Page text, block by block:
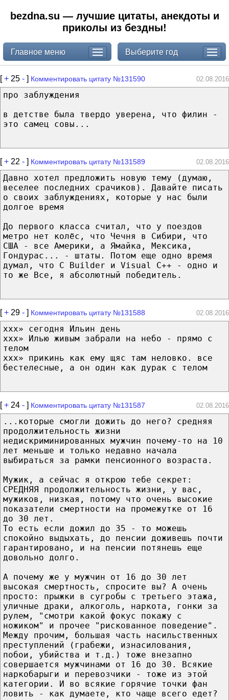
bezdna.su — лучшие цитаты, анекдоты и
приколы из бездны!
Главное меню Выберите год
[+ 25 - ] Комментировать цитату №131590 02.08.2016
про заблуждения
в детстве была твердо уверена, что филин -
это самец совы...
[+ 22 - ] Комментировать цитату №131589 02.08.2016
Давно хотел предложить новую тему (думаю,
веселее последних срачиков). Давайте писать
о своих заблуждениях, которые у нас были
долгое время
До первого класса считал, что у поездов
метро нет колёс, что Чечня в Сибири, что
США - все Америки, а Ямайка, Мексика,
Гондурас... - штаты. Потом еще одно время
думал, что C Builder и Visual C++ - одно и
то же Все, я абсолютный победитель.
[+ 29 - ] Комментировать цитату №131588 02.08.2016
xxx» сегодня Ильин день
xxx» Илью живым забрали на небо - прямо с
телом
xxx» прикинь как ему щяс там неловко. все
бестелесные, а он один как дурак с телом
[+ 24 - ] Комментировать цитату №131587 02.08.2016
...которые смогли дожить до него? средняя
продолжительность жизни
недискриминированных мужчин почему-то на 10
лет меньше и только недавно начала
выбираться за рамки пенсионного возраста.
Мужик, а сейчас я открою тебе секрет:
СРЕДНЯЯ продолжительность жизни, у вас,
мужиков, низкая, потому что очень высокие
показатели смертности на промежутке от 16
до 30 лет.
То есть если дожил до 35 - то можешь
спокойно выдыхать, до пенсии доживешь почти
гарантировано, и на пенсии потянешь еще
довольно долго.
А почему же у мужчин от 16 до 30 лет
высокая смертность, спросите вы? А очень
просто: прыжки в сугробы с третьего этажа,
уличные драки, алкоголь, наркота, гонки за
рулем, "смотри какой фокус покажу с
ножиком" и прочее "рискованное поведение".
Между прочим, большая часть насильственных
преступлений (грабежи, изнасилования,
побои, убийства и т.д.) тоже внезапно
совершается мужчинами от 16 до 30. Всякие
наркобарыги и перевозчики - тоже из этой
категории. И во всякие горячие точки фан
ловить - как думаете, кто чаще всего едет?